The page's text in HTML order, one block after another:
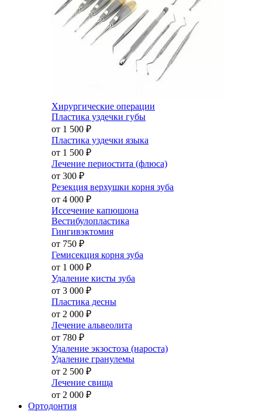
Хирургические операции
Пластика уздечки губы
от 1 500 ₽
Пластика уздечки языка
от 1 500 ₽
Лечение периостита (флюса)
от 300 ₽
Резекция верхушки корня зуба
от 4 000 ₽
Иссечение капюшона
Вестибулопластика
Гингивэктомия
от 750 ₽
Гемисекция корня зуба
от 1 000 ₽
Удаление кисты зуба
от 3 000 ₽
Пластика десны
от 2 000 ₽
Лечение альвеолита
от 780 ₽
Удаление экзостоза (нароста)
Удаление гранулемы
от 2 500 ₽
Лечение свища
от 2 000 ₽
Ортодонтия